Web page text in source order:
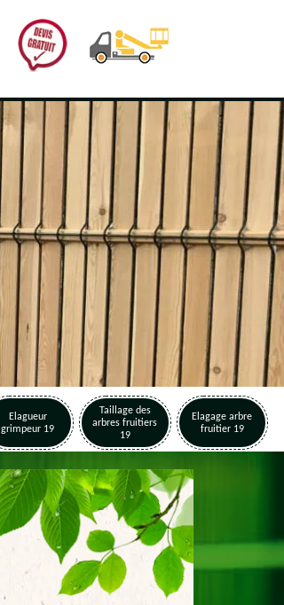
Elagueur
grimpeur 19
Taillage des
arbres fruitiers
19
Elagage arbre
fruitier 19